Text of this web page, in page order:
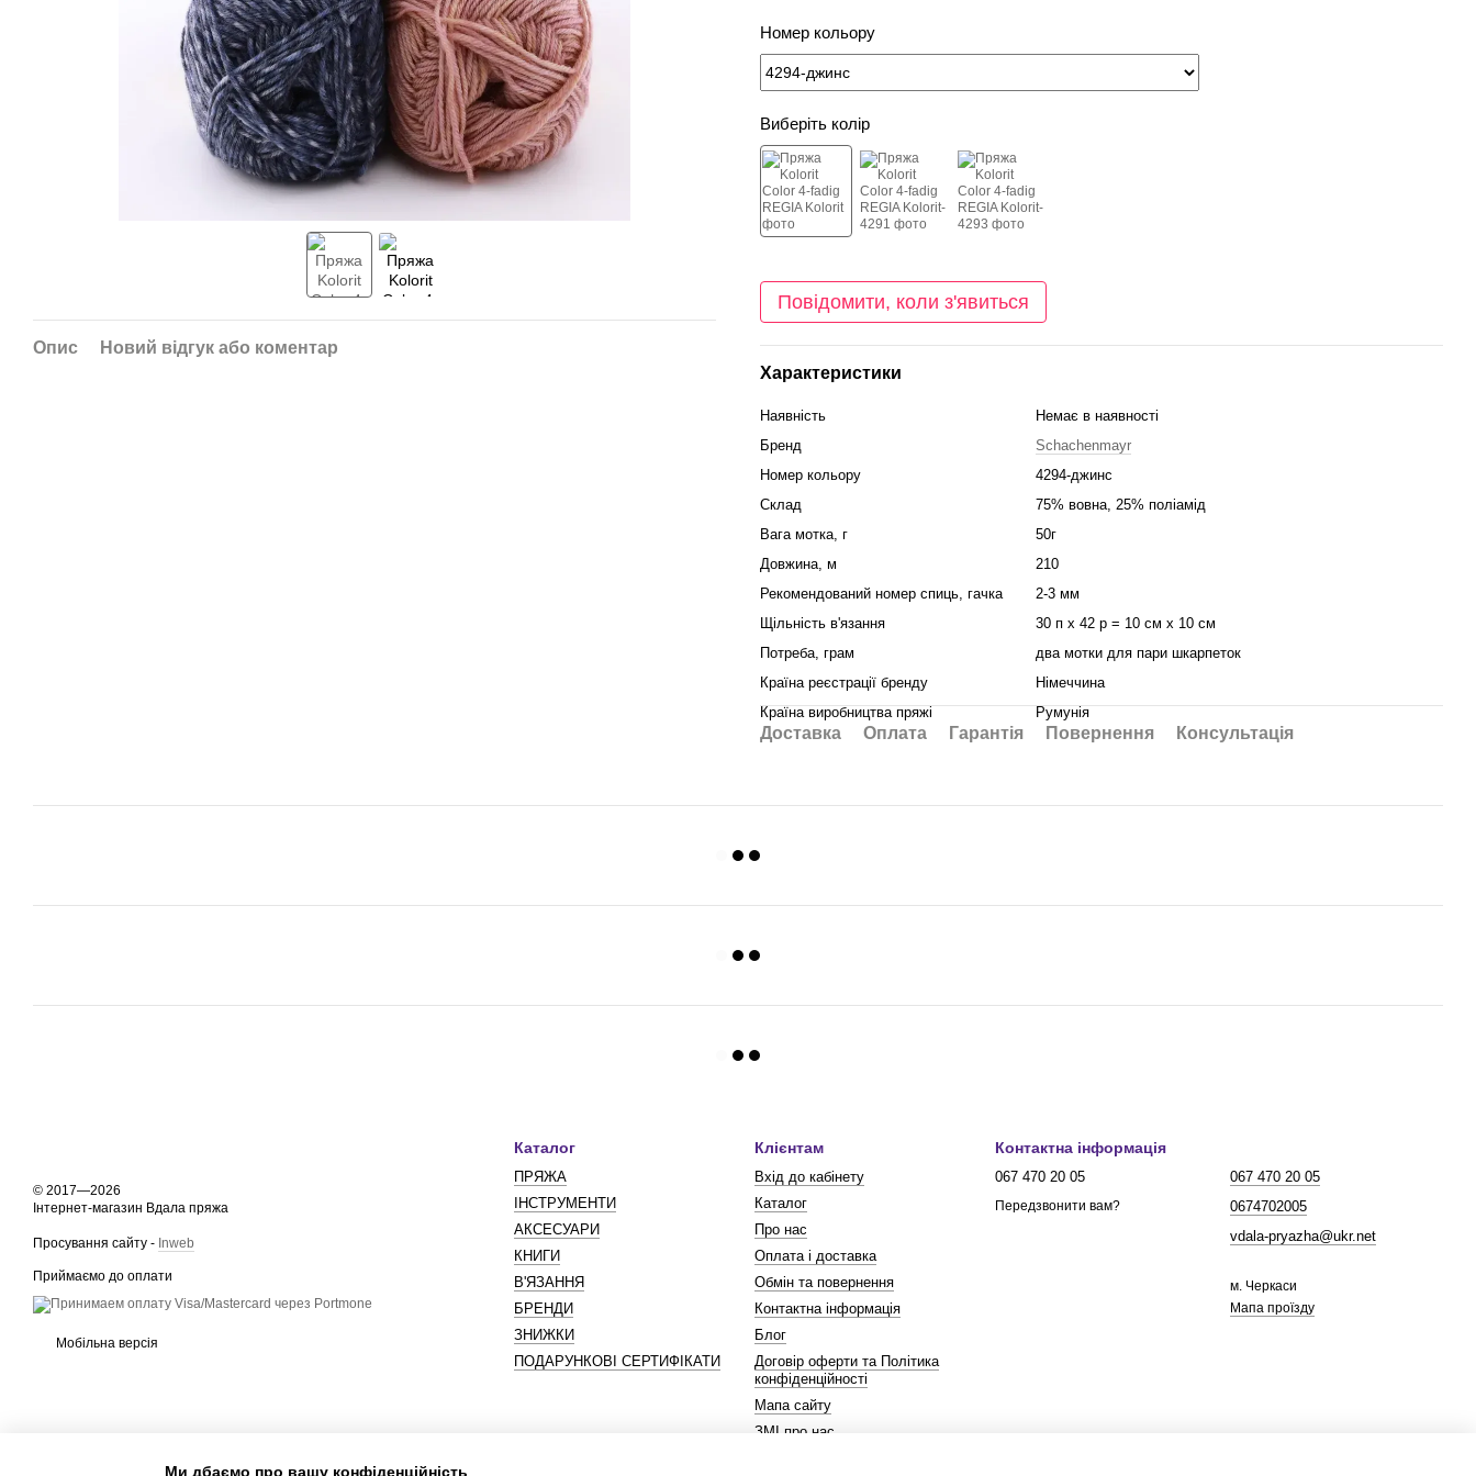
Опис Новий відгук або коментар
Номер кольору
Виберіть колір
Повідомити, коли з'явиться
Характеристики
Наявність
Немає в наявності
Бренд
Schachenmayr
Номер кольору
4294-джинс
Склад
75% вовна, 25% поліамід
Вага мотка, г
50г
Довжина, м
210
Рекомендований номер спиць, гачка
2-3 мм
Щільність в'язання
30 п х 42 р = 10 см х 10 см
Потреба, грам
два мотки для пари шкарпеток
Країна реєстрації бренду
Німеччина
Країна виробництва пряжі
Румунія
Доставка Оплата Гарантія Повернення Консультація
© 2017—2026
Інтернет-магазин Вдала пряжа
Просування сайту - Inweb
Приймаємо до оплати
Мобільна версія
Каталог
ПРЯЖА
ІНСТРУМЕНТИ
АКСЕСУАРИ
КНИГИ
В'ЯЗАННЯ
БРЕНДИ
ЗНИЖКИ
ПОДАРУНКОВІ СЕРТИФІКАТИ
Клієнтам
Вхід до кабінету
Каталог
Про нас
Оплата і доставка
Обмін та повернення
Контактна інформація
Блог
Договір оферти та Політика
конфіденційності
Мапа сайту
ЗМІ про нас
Контактна інформація
067 470 20 05
Передзвонити вам?
067 470 20 05
0674702005
vdala-pryazha@ukr.net
м. Черкаси
Мапа проїзду
Ми дбаємо про вашу конфіденційність